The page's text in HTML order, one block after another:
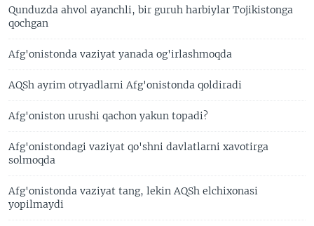
Qunduzda ahvol ayanchli, bir guruh harbiylar Tojikistonga
qochgan
Afg'onistonda vaziyat yanada og'irlashmoqda
AQSh ayrim otryadlarni Afg'onistonda qoldiradi
Afg'oniston urushi qachon yakun topadi?
Afg'onistondagi vaziyat qo'shni davlatlarni xavotirga
solmoqda
Afg'onistonda vaziyat tang, lekin AQSh elchixonasi
yopilmaydi